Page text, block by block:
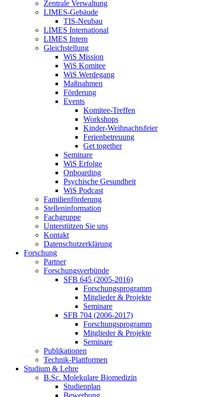
Zentrale Verwaltung
LIMES-Gebäude
TIS-Neubau
LIMES International
LIMES Intern
Gleichstellung
WiS Mission
WiS Komitee
WiS Werdegang
Maßnahmen
Förderung
Events
Komitee-Treffen
Workshops
Kinder-Weihnachtsfeier
Ferienbetreuung
Get together
Seminare
WiS Erfolge
Onboarding
Psychische Gesundheit
WiS Podcast
Familienförderung
Stelleninformation
Fachgruppe
Unterstützen Sie uns
Kontakt
Datenschutzerklärung
Forschung
Partner
Forschungsverbünde
SFB 645 (2005-2016)
Forschungsprogramm
Mitglieder & Projekte
Seminare
SFB 704 (2006-2017)
Forschungsprogramm
Mitglieder & Projekte
Seminare
Publikationen
Technik-Plattformen
Studium & Lehre
B.Sc. Molekulare Biomedizin
Studienplan
Bewerbung